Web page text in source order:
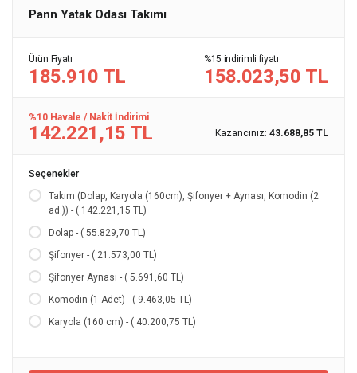
Pann Yatak Odası Takımı
Ürün Fiyatı
185.910 TL
%15 indirimli fiyatı
158.023,50 TL
%10 Havale / Nakit İndirimi
142.221,15 TL Kazancınız: 43.688,85 TL
Seçenekler
Takım (Dolap, Karyola (160cm), Şifonyer + Aynası, Komodin (2
ad.)) - ( 142.221,15 TL)
Dolap - ( 55.829,70 TL)
Şifonyer - ( 21.573,00 TL)
Şifonyer Aynası - ( 5.691,60 TL)
Komodin (1 Adet) - ( 9.463,05 TL)
Karyola (160 cm) - ( 40.200,75 TL)